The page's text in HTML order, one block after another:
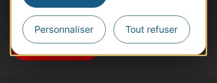
Personnaliser Tout refuser
Inscrivez-vous à la lettre d'information
Destination Occitanie pour recevoir des
suggestions de séjours, de visites et de sorties.